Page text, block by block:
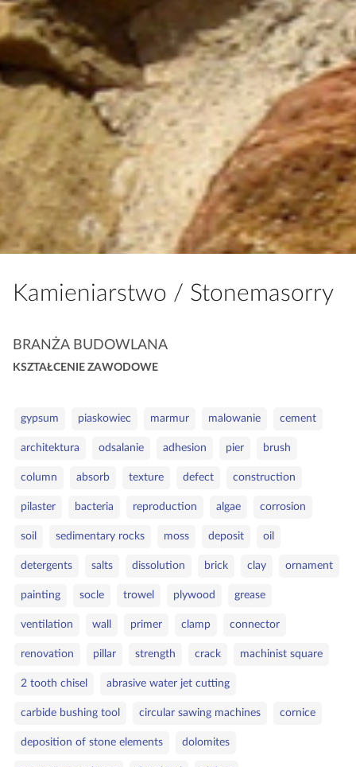
Kamieniarstwo / Stonemasorry
K
a
BRANŻA BUDOWLANA
KSZTAŁCENIE ZAWODOWE
w
gypsum piaskowiec marmur malowanie cement
architektura odsalanie adhesion pier brush
column absorb texture defect construction
pilaster bacteria reproduction algae corrosion
soil sedimentary rocks moss deposit oil
detergents salts dissolution brick clay ornament
painting socle trowel plywood grease
ventilation wall primer clamp connector
renovation pillar strength crack machinist square
2 tooth chisel abrasive water jet cutting
carbide bushing tool circular sawing machines cornice
deposition of stone elements dolomites